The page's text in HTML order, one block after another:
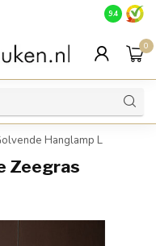
Gratis
9.4
0
Hanglamp L
Zeegras